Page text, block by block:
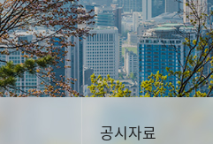
오시는길
처분신탁
관리신탁
컨설팅
공시자료